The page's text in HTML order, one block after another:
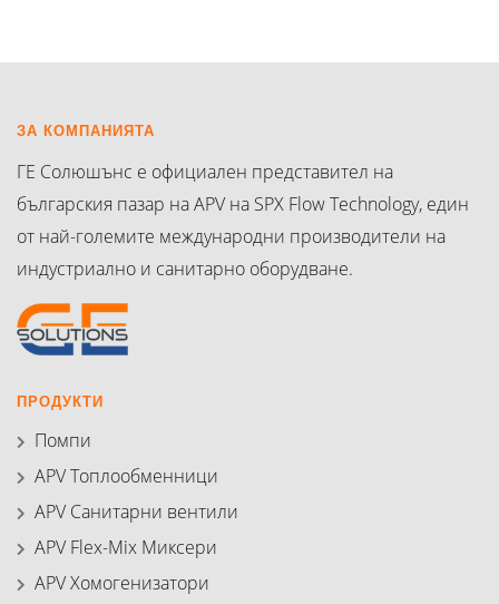
ЗА КОМПАНИЯТА
ГЕ Солюшънс е официален представител на
българския пазар на APV на SPX Flow Technology, един
от най-големите международни производители на
индустриално и санитарно оборудване.
ПРОДУКТИ
Помпи
APV Топлообменници
APV Санитарни вентили
APV Flex-Mix Миксери
APV Хомогенизатори